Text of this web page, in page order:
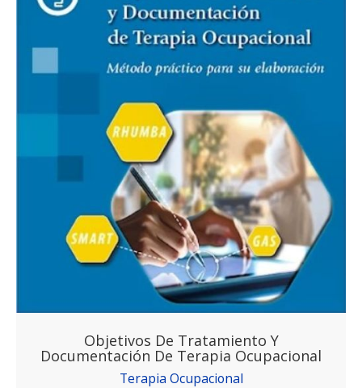
Objetivos De Tratamiento Y
Documentación De Terapia Ocupacional
Terapia Ocupacional